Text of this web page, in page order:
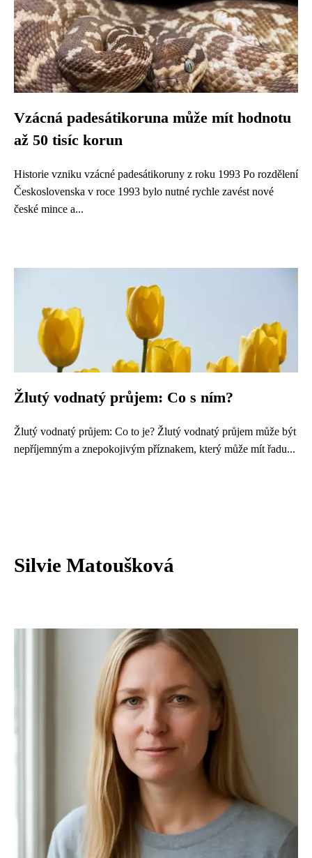
Vzácná padesátikoruna může mít hodnotu
až 50 tisíc korun
Historie vzniku vzácné padesátikoruny z roku 1993 Po rozdělení
Československa v roce 1993 bylo nutné rychle zavést nové
české mince a...
Žlutý vodnatý průjem: Co s ním?
Žlutý vodnatý průjem: Co to je? Žlutý vodnatý průjem může být
nepříjemným a znepokojivým příznakem, který může mít řadu...
Silvie Matoušková